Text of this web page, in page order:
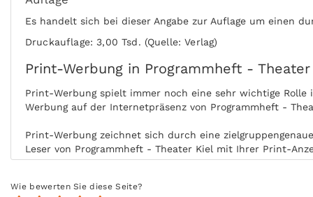
Es handelt sich bei dieser Angabe zur Auflage um einen
Druckauflage: 3,00 Tsd. (Quelle: Verlag)
Print-Werbung in Programmheft -
Print-Werbung spielt immer noch eine sehr wichtige
Werbung auf der Internetpräsenz von Programmheft -
Print-Werbung zeichnet sich durch eine
Leser von Programmheft - Theater Kiel mit Ihrer Print-
Zeit der Nutzung steigert zudem die Glaubwürdigkeit und
Wie bewerten Sie diese Seite?